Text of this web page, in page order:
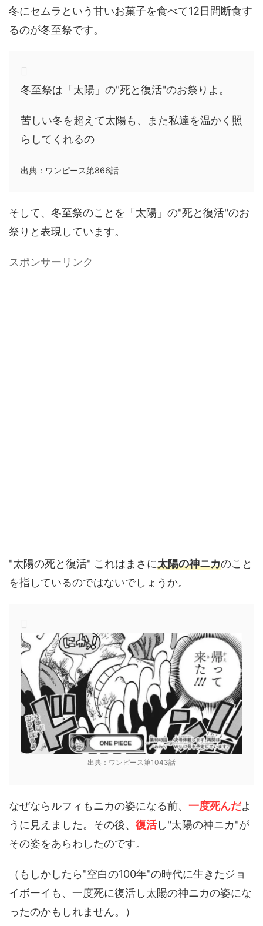
冬にセムラという甘いお菓子を食べて12日間断食す
るのが冬至祭です。
冬至祭は「太陽」の"死と復活"のお祭りよ。
苦しい冬を超えて太陽も、また私達を温かく照
らしてくれるの
出典：ワンピース第866話
そして、冬至祭のことを「太陽」の"死と復活"のお
祭りと表現しています。
スポンサーリンク
"太陽の死と復活" これはまさに太陽の神ニカのこと
を指しているのではないでしょうか。
出典：ワンピース第1043話
なぜならルフィもニカの姿になる前、 一度死んだよ
うに見えました。その後、 復活し"太陽の神ニカ"が
その姿をあらわしたのです。
（もしかしたら"空白の100年"の時代に生きたジョ
イボーイも、一度死に復活し太陽の神ニカの姿にな
ったのかもしれません。）